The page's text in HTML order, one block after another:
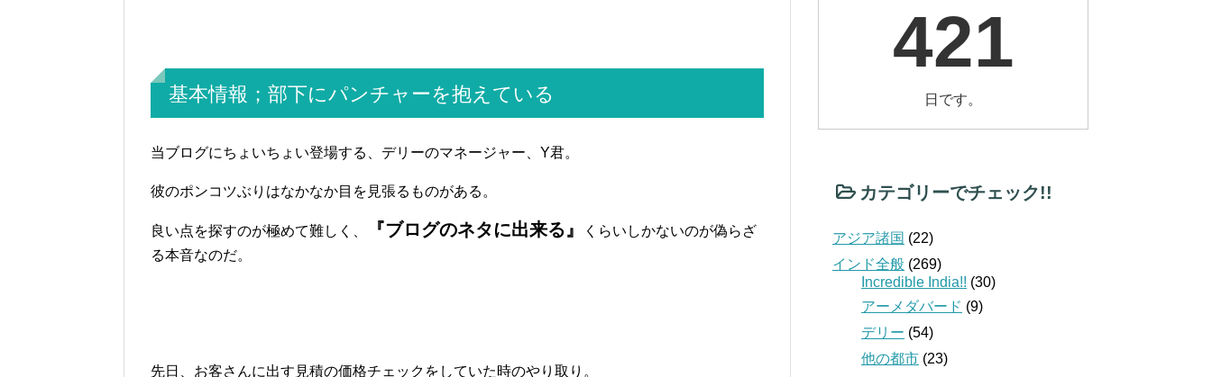
基本情報；部下にパンチャーを抱えている
当ブログにちょいちょい登場する、デリーのマネージャー、Y君。
彼のポンコツぶりはなかなか目を見張るものがある。
良い点を探すのが極めて難しく、 『ブログのネタに出来る』
くらいしかないのが偽らざ
る本音なのだ。
先日、お客さんに出す見積の価格チェックをしていた時のやり取り。
421
日です。
カテゴリーでチェック!!
アジア諸国 (22)
インド全般 (269)
Incredible India!! (30)
アーメダバード (9)
デリー (54)
他の都市 (23)